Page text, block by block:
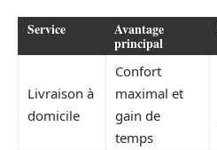
Service Avantage
principal
Livraison à
domicile
Confort
maximal et
gain de
temps